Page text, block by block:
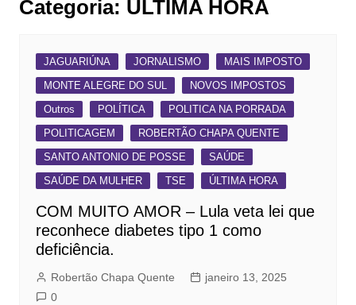
Categoria: ÚLTIMA HORA
JAGUARIÚNA JORNALISMO
MAIS IMPOSTO
MONTE ALEGRE DO SUL
NOVOS IMPOSTOS
Outros
POLÍTICA
POLITICA NA PORRADA
POLITICAGEM
ROBERTÃO CHAPA QUENTE
SANTO ANTONIO DE POSSE
SAÚDE
SAÚDE DA MULHER
TSE ÚLTIMA HORA
COM MUITO AMOR – Lula veta lei que
reconhece diabetes tipo 1 como
deficiência.
Robertão Chapa Quente
janeiro 13, 2025
0